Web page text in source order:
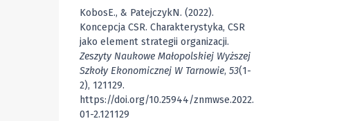
KobosE., & PatejczykN. (2022).
Koncepcja CSR. Charakterystyka, CSR
jako element strategii organizacji.
Zeszyty Naukowe Małopolskiej Wyższej
Szkoły Ekonomicznej W Tarnowie, 53(1-
2), 121129.
https://doi.org/10.25944/znmwse.2022.
01-2.121129